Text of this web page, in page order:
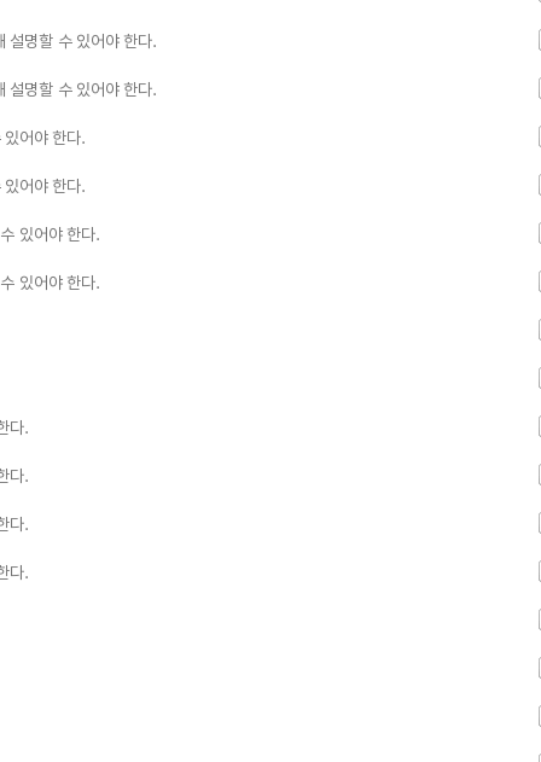
설명할 수 있어야 한다.
설명할 수 있어야 한다.
어야 한다.
어야 한다.
있어야 한다.
있어야 한다.
다.
다.
다.
다.